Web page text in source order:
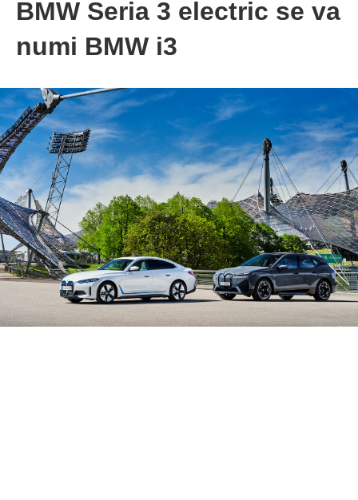
BMW Seria 3 electric se va
numi BMW i3